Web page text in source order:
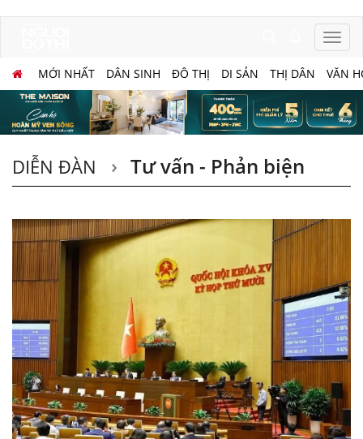
MỚI NHẤT DÂN SINH ĐÔ THỊ DI SẢN THỊ DÂN VĂN
DIỄN ĐÀN Tư vấn - Phản biện